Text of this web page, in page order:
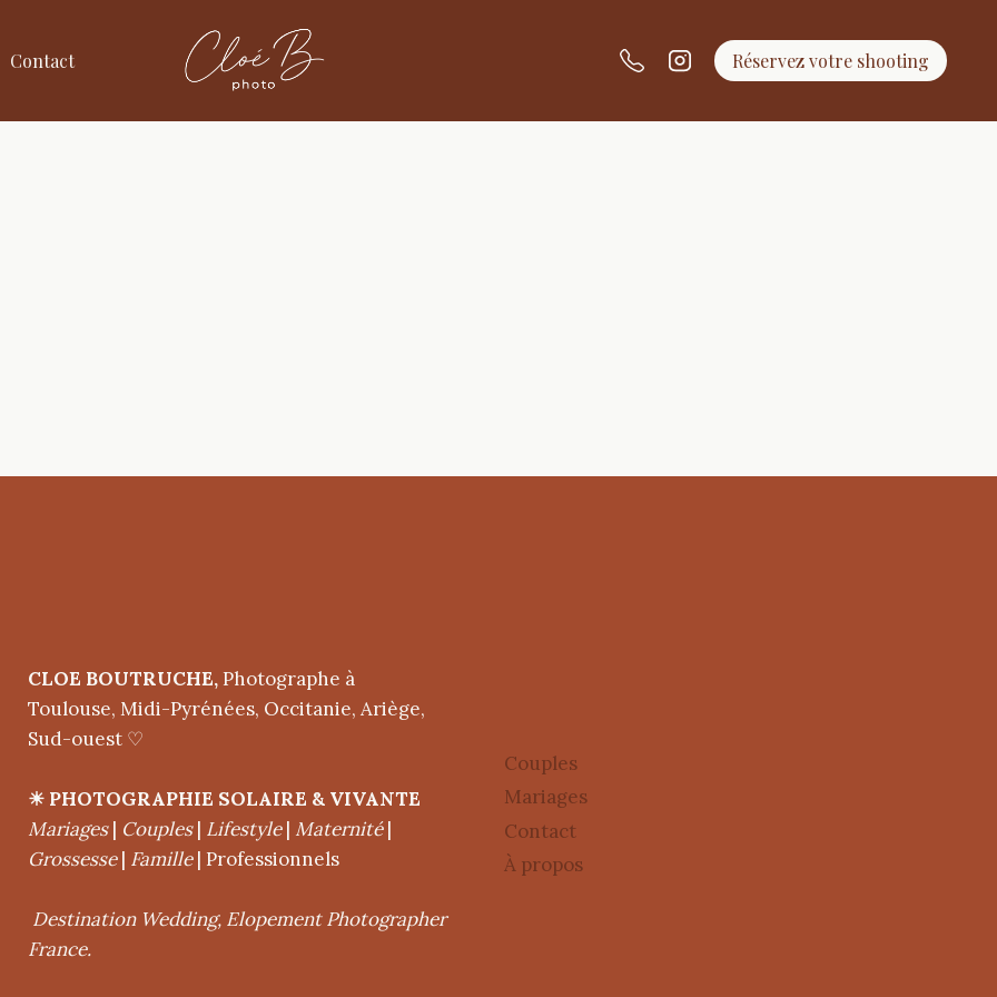
Contact Réservez votre shooting
CLOE BOUTRUCHE,Photographe à
Toulouse, Midi-Pyrénées, Occitanie, Ariège,
Sud-ouest ♡
☀︎ PHOTOGRAPHIE SOLAIRE & VIVANTE
Mariages| Couples| Lifestyle| Maternité|
Grossesse| Famille| Professionnels
Destination Wedding, Elopement Photographer
France.
Couples
Mariages
Contact
À propos